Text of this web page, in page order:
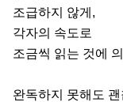
조급하지 않게,
각자의 속도로
조금씩 읽는 것에
완독하지 못해도